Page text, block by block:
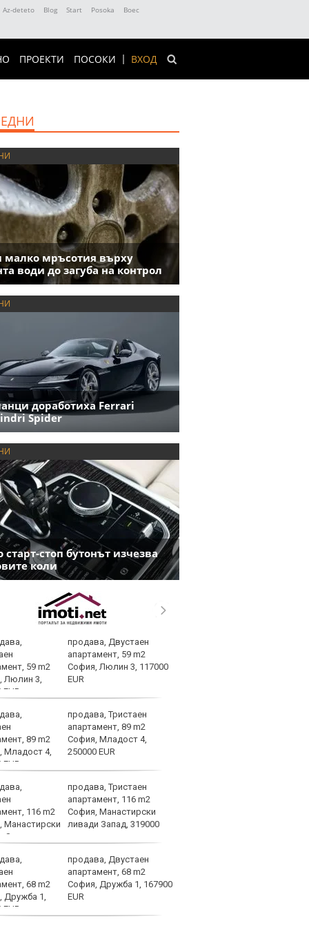
Az-deteto Blog Start Posoka
Boec
ВХОД
ПРОЕКТИ ПОСОКИ
малко мръсотия върху
води до загуба на контрол
доработиха Ferrari
Spider
стоп бутонът изчезва
коли
продава, Двустаен
апартамент, 59 m2
София, Люлин 3, 117000
EUR
продава, Тристаен
апартамент, 89 m2
София, Младост 4,
250000 EUR
продава, Тристаен
апартамент, 116 m2
София, Манастирски
ливади Запад, 319000
продава, Двустаен
апартамент, 68 m2
София, Дружба 1, 167900
EUR